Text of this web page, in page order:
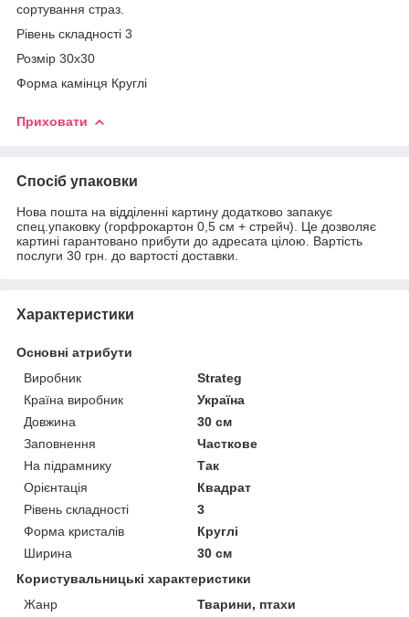
сортування страз.
Рівень складності 3
Розмір 30х30
Форма камінця Круглі
Приховати
Спосіб упаковки
Нова пошта на відділенні картину додатково запакує
спец.упаковку (горфрокартон 0,5 см + стрейч). Це дозволяє
картині гарантовано прибути до адресата цілою. Вартість
послуги 30 грн. до вартості доставки.
Характеристики
Основні атрибути
Виробник
Strateg
Країна виробник
Україна
Довжина
30 см
Заповнення
Часткове
На підрамнику
Так
Орієнтація
Квадрат
Рівень складності
3
Форма кристалів
Круглі
Ширина
30 см
Користувальницькі характеристики
Жанр
Тварини, птахи